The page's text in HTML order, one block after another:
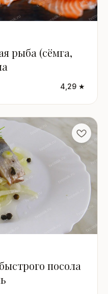
рыба (сёмга,
4,29 ★
посола